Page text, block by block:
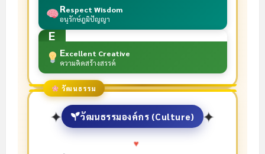
Respect Wisdom
อนุรักษ์ภูมิปัญญา
E
Excellent Creative
ความคิดสร้างสรรค์
วัฒนธรรม
✦ วัฒนธรรมองค์กร (Culture) ✦